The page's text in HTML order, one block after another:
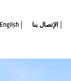
الإتصال بنا English